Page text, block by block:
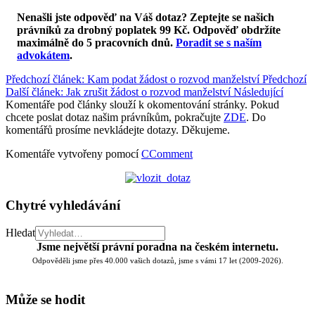
Nenašli jste odpověď na Váš dotaz? Zeptejte se našich
právníků za drobný poplatek 99 Kč. Odpověď obdržíte
maximálně do 5 pracovních dnů. Poradit se s naším
advokátem.
Předchozí článek: Kam podat žádost o rozvod manželstvíPředchozí
Další článek: Jak zrušit žádost o rozvod manželstvíNásledující
Komentáře pod články slouží k okomentování stránky. Pokud
chcete poslat dotaz našim právníkům, pokračujte ZDE. Do
komentářů prosíme nevkládejte dotazy. Děkujeme.
Komentáře vytvořeny pomocíCComment
Chytré vyhledávání
Hledat
Jsme největší právní poradna na českém internetu.
Odpověděli jsme přes 40.000 vašich dotazů, jsme s vámi 17 let (2009-2026).
Může se hodit